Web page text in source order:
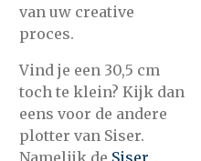
van uw creative
proces.
Vind je een 30,5 cm
toch te klein? Kijk dan
eens voor de andere
plotter van Siser.
Namelijk de Siser